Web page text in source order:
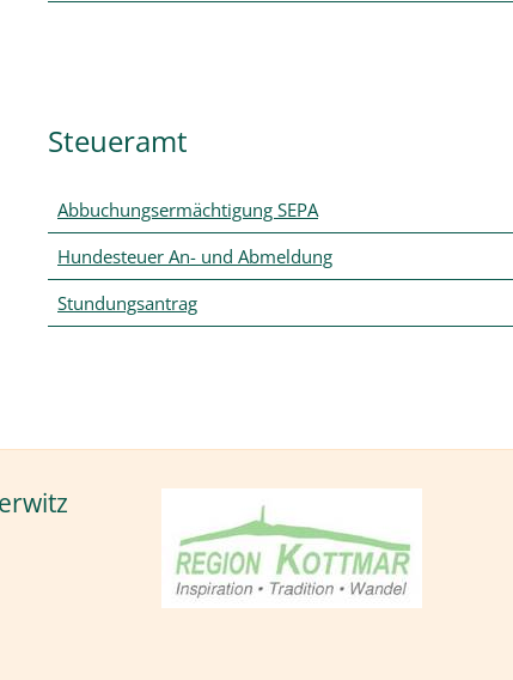
Steueramt
Abbuchungsermächtigung SEPA
Hundesteuer An- und Abmeldung
Stundungsantrag